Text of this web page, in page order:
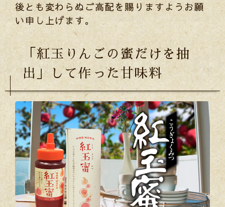
後とも変わらぬご高配を賜りますようお願
い申し上げます。
「紅玉りんごの蜜だけを抽
出」して作った甘味料